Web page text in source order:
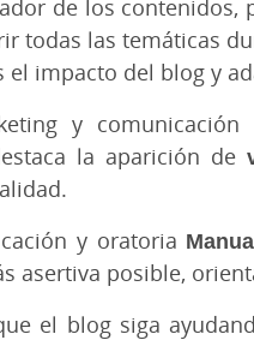
de los
todas las temáticas
impacto del blog y
y comunicación
la aparición de
y oratoria
asertiva posible,
el blog siga